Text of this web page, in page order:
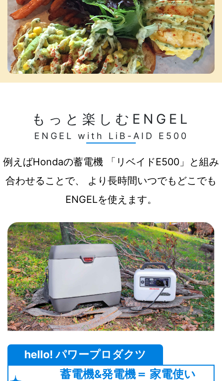
もっと楽しむENGEL
ENGEL with LiB-AID E500
例えばHondaの蓄電機 「リベイドE500」と組み
合わせることで、 より長時間いつでもどこでも
ENGELを使えます。
hello! パワープロダクツ
蓄電機&発電機＝ 家電使い